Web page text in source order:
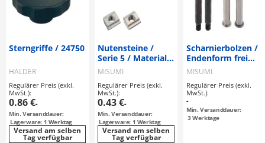
Sterngriffe / 24750
HALDER
Regulärer Preis (exkl.
MwSt.):
0.86 €-
Min. Versanddauer:
Lagerware: 1 Werktag
Versand am selben
Tag verfügbar
Nutensteine /
Serie 5 / Material
wählbar / HFS /
Ausführung
wählbar
MISUMI
Regulärer Preis (exkl.
MwSt.):
0.43 €-
Min. Versanddauer:
Lagerware: 1 Werktag
Versand am selben
Tag verfügbar
Scharnierbolzen /
Endenform frei
wählbar / g6 /
Stahl, rostfreier
Stahl
MISUMI
Regulärer Preis (exkl.
MwSt.):
-
Min. Versanddauer:
3Werktage